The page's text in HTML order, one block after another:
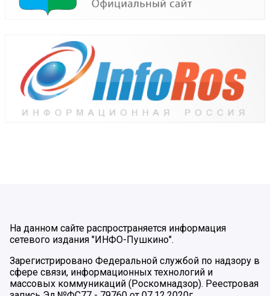
На данном сайте распространяется информация
сетевого издания "ИНФО-Пушкино".
Зарегистрировано Федеральной службой по надзору в
сфере связи, информационных технологий и
массовых коммуникаций (Роскомнадзор). Реестровая